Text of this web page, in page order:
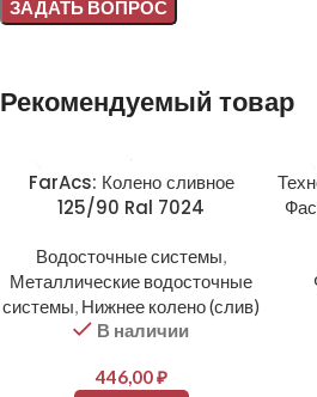
Рекомендуемый товар
FarAcs: Колено сливное
125/90 Ral 7024
Водосточные системы,
Металлические водосточные
системы, Нижнее колено (слив)
В наличии
446,00₽